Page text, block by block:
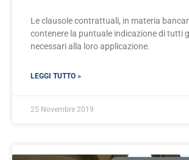
Le clausole contrattuali, in materia
contenere la puntuale indicazione di tutti
necessari alla loro applicazione.
LEGGI TUTTO »
25 Novembre 2019